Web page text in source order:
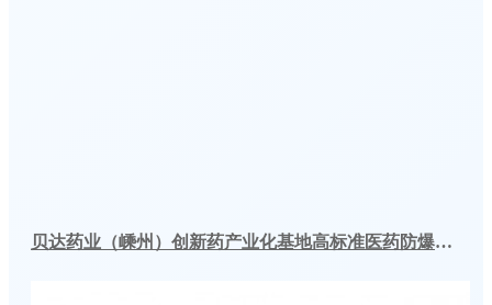
贝达药业（嵊州）创新药产业化基地高标准医药防爆冷库建造工程案例